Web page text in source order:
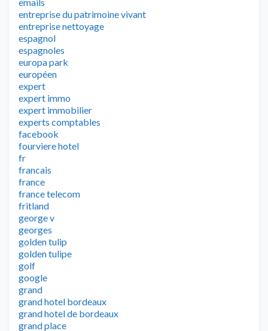
entreprise du patrimoine vivant
entreprise nettoyage
espagnol
espagnoles
europa park
européen
expert
expert immo
expert immobilier
experts comptables
facebook
fourviere hotel
fr
francais
france
france telecom
fritland
george v
georges
golden tulip
golden tulipe
golf
google
grand
grand hotel bordeaux
grand hotel de bordeaux
grand place